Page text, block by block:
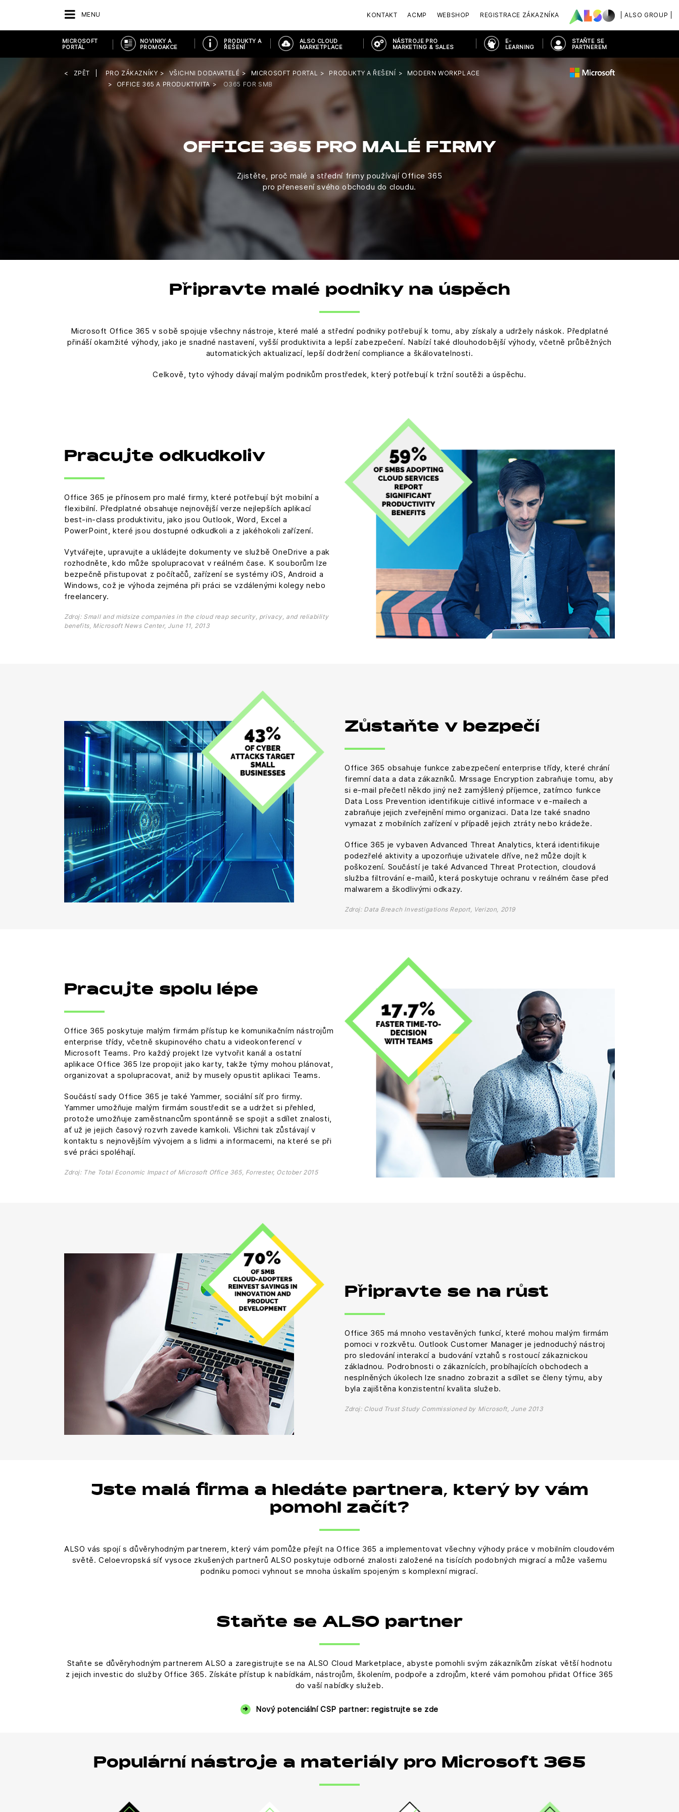
MENU | ALSO GROUP |
KONTAKT ACMP WEBSHOP REGISTRACE ZÁKAZNÍKA
MICROSOFT
PORTÁL
NOVINKY A
PROMOAKCE
PRODUKTY A
ŘEŠENÍ
ALSO CLOUD
MARKETPLACE
NÁSTROJE PRO
MARKETING & SALES
E-
LEARNING
STAŇTE SE
PARTNEREM
ZPĚT PRO ZÁKAZNÍKY VŠICHNI DODAVATELÉ MICROSOFT PORTAL PRODUKTY A ŘEŠENÍ
MODERN WORKPLACE
OFFICE 365 A PRODUKTIVITA
O365 FOR SMB
OFFICE 365 PRO MALÉ FIRMY
Zjistěte, proč malé a střední frimy používají Office 365
pro přenesení svého obchodu do cloudu.
Připravte malé podniky na úspěch
Microsoft Office 365 v sobě spojuje všechny nástroje, které malé a střední podniky potřebují k tomu, aby získaly a udržely náskok. Předplatné
přináší okamžité výhody, jako je snadné nastavení, vyšší produktivita a lepší zabezpečení. Nabízí také dlouhodobější výhody, včetně průběžných
automatických aktualizací, lepší dodržení compliance a škálovatelnosti.
Celkově, tyto výhody dávají malým podnikům prostředek, který potřebují k tržní soutěži a úspěchu.
Pracujte odkudkoliv
Office 365 je přínosem pro malé firmy, které potřebují být mobilní a
flexibilní. Předplatné obsahuje nejnovější verze nejlepších aplikací
best-in-class produktivitu, jako jsou Outlook, Word, Excel a
PowerPoint, které jsou dostupné odkudkoli a z jakéhokoli zařízení.
Vytvářejte, upravujte a ukládejte dokumenty ve službě OneDrive a pak
rozhodněte, kdo může spolupracovat v reálném čase. K souborům lze
bezpečně přistupovat z počítačů, zařízení se systémy iOS, Android a
Windows, což je výhoda zejména při práci se vzdálenými kolegy nebo
freelancery.
Zdroj: Small and midsize companies in the cloud reap security, privacy, and reliability
benefits, Microsoft News Center, June 11, 2013
Zůstaňte v bezpečí
Office 365 obsahuje funkce zabezpečení enterprise třídy, které chrání
firemní data a data zákazníků. Mrssage Encryption zabraňuje tomu, aby
si e-mail přečetl někdo jiný než zamýšlený příjemce, zatímco funkce
Data Loss Prevention identifikuje citlivé informace v e-mailech a
zabraňuje jejich zveřejnění mimo organizaci. Data lze také snadno
vymazat z mobilních zařízení v případě jejich ztráty nebo krádeže.
Office 365 je vybaven Advanced Threat Analytics, která identifikuje
podezřelé aktivity a upozorňuje uživatele dříve, než může dojít k
poškození. Součástí je také Advanced Threat Protection, cloudová
služba filtrování e-mailů, která poskytuje ochranu v reálném čase před
malwarem a škodlivými odkazy.
Zdroj: Data Breach Investigations Report, Verizon, 2019
Pracujte spolu lépe
Office 365 poskytuje malým firmám přístup ke komunikačním nástrojům
enterprise třídy, včetně skupinového chatu a videokonferencí v
Microsoft Teams. Pro každý projekt lze vytvořit kanál a ostatní
aplikace Office 365 lze propojit jako karty, takže týmy mohou plánovat,
organizovat a spolupracovat, aniž by musely opustit aplikaci Teams.
Součástí sady Office 365 je také Yammer, sociální síť pro firmy.
Yammer umožňuje malým firmám soustředit se a udržet si přehled,
protože umožňuje zaměstnancům spontánně se spojit a sdílet znalosti,
ať už je jejich časový rozvrh zavede kamkoli. Všichni tak zůstávají v
kontaktu s nejnovějším vývojem a s lidmi a informacemi, na které se při
své práci spoléhají.
Zdroj: The Total Economic Impact of Microsoft Office 365, Forrester, October 2015
Připravte se na růst
Office 365 má mnoho vestavěných funkcí, které mohou malým firmám
pomoci v rozkvětu. Outlook Customer Manager je jednoduchý nástroj
pro sledování interakcí a budování vztahů s rostoucí zákaznickou
základnou. Podrobnosti o zákaznících, probíhajících obchodech a
nesplněných úkolech lze snadno zobrazit a sdílet se členy týmu, aby
byla zajištěna konzistentní kvalita služeb.
Zdroj: Cloud Trust Study Commissioned by Microsoft, June 2013
Jste malá firma a hledáte partnera, který by vám
pomohl začít?
ALSO vás spojí s důvěryhodným partnerem, který vám pomůže přejít na Office 365 a implementovat všechny výhody práce v mobilním cloudovém
světě. Celoevropská síť vysoce zkušených partnerů ALSO poskytuje odborné znalosti založené na tisících podobných migrací a může vašemu
podniku pomoci vyhnout se mnoha úskalím spojeným s komplexní migrací.
Staňte se ALSO partner
Staňte se důvěryhodným partnerem ALSO a zaregistrujte se na ALSO Cloud Marketplace, abyste pomohli svým zákazníkům získat větší hodnotu
z jejich investic do služby Office 365. Získáte přístup k nabídkám, nástrojům, školením, podpoře a zdrojům, které vám pomohou přidat Office 365
do vaší nabídky služeb.
Nový potenciální CSP partner: registrujte se zde
Populární nástroje a materiály pro Microsoft 365